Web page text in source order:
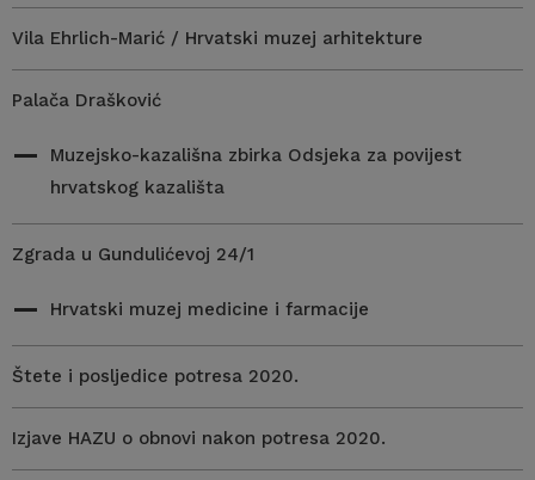
Vila Ehrlich-Marić / Hrvatski muzej arhitekture
Palača Drašković
Muzejsko-kazališna zbirka Odsjeka za povijest
hrvatskog kazališta
Zgrada u Gundulićevoj 24/1
Hrvatski muzej medicine i farmacije
Štete i posljedice potresa 2020.
Izjave HAZU o obnovi nakon potresa 2020.